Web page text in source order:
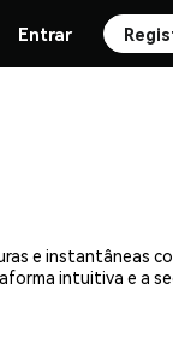
Entrar
e instantâneas
intuitiva e a